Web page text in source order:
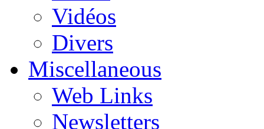
Vidéos
Divers
Miscellaneous
Web Links
Newsletters